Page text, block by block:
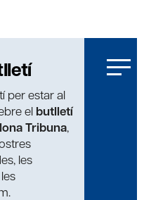
per estar al
el butlletí
Tribuna,
les